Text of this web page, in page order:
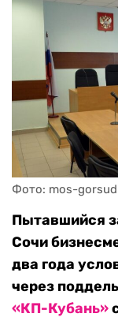
Фото: mos-
Пытавшийся
Сочи
два года
через
«КП-Кубань»